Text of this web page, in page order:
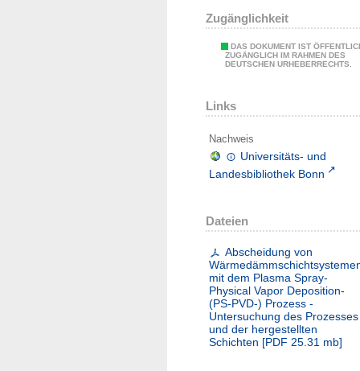
Zugänglichkeit
DAS DOKUMENT IST
ZUGÄNGLICH IM RAHMEN DES
DEUTSCHEN URHEBERRECHTS.
Links
Nachweis
Universitäts- und
Landesbibliothek Bonn
Dateien
Abscheidung von
mit dem Plasma Spray-
Physical Vapor Deposition-
(PS-PVD-) Prozess -
Untersuchung des Prozesses
und der hergestellten
Schichten [PDF 25.31 mb]